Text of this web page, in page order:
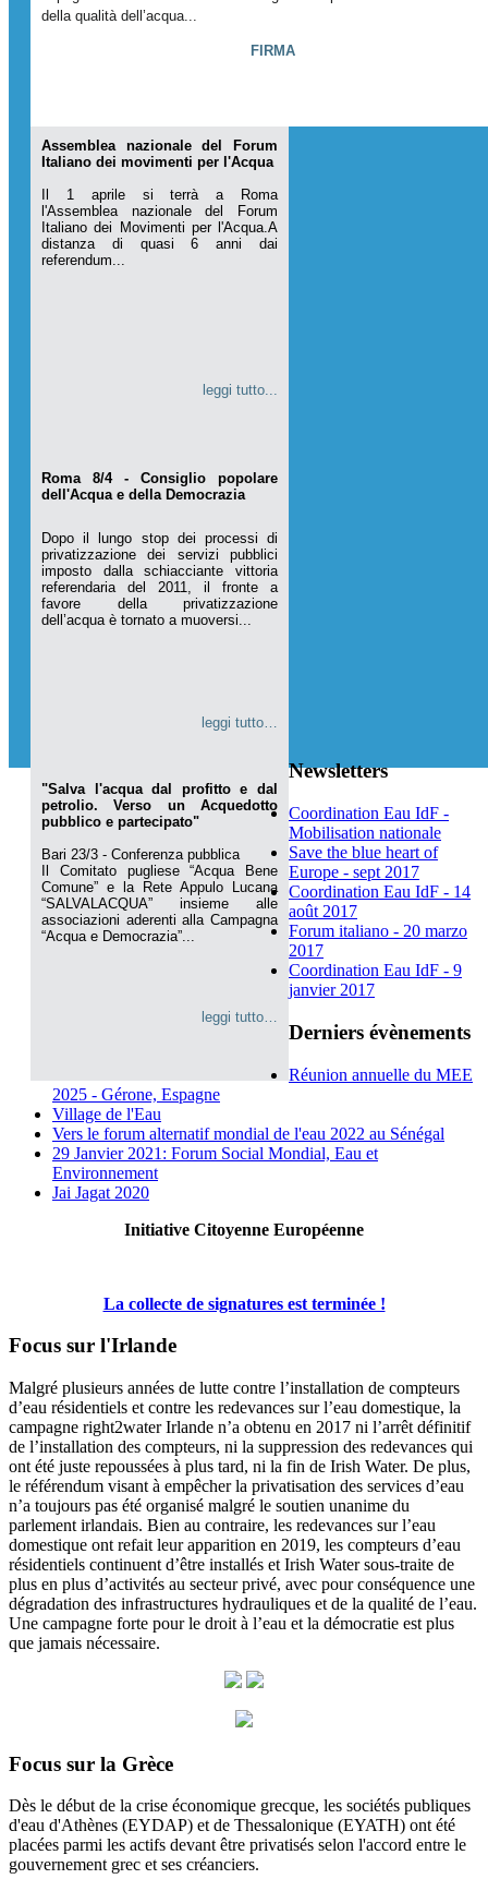
della qualità dell’acqua...
FIRMA
Assemblea nazionale del Forum
Italiano dei movimenti per l'Acqua
Il 1 aprile si terrà a Roma
l'Assemblea nazionale del Forum
Italiano dei Movimenti per l'Acqua.A
distanza di quasi 6 anni dai
referendum...
leggi tutto...
Roma 8/4 - Consiglio popolare
dell'Acqua e della Democrazia
Dopo il lungo stop dei processi di
privatizzazione dei servizi pubblici
imposto dalla schiacciante vittoria
referendaria del 2011, il fronte a
favore della privatizzazione
dell’acqua è tornato a muoversi...
leggi tutto…
"Salva l'acqua dal profitto e dal
petrolio. Verso un Acquedotto
pubblico e partecipato"
Bari 23/3 - Conferenza pubblica
Il Comitato pugliese “Acqua Bene
Comune” e la Rete Appulo Lucana
“SALVALACQUA” insieme alle
associazioni aderenti alla Campagna
“Acqua e Democrazia”...
leggi tutto…
Newsletters
Coordination Eau IdF -
Mobilisation nationale
Save the blue heart of
Europe - sept 2017
Coordination Eau IdF - 14
août 2017
Forum italiano - 20 marzo
2017
Coordination Eau IdF - 9
janvier 2017
Derniers évènements
Réunion annuelle du MEE
2025 - Gérone, Espagne
Village de l'Eau
Vers le forum alternatif mondial de l'eau 2022 au Sénégal
29 Janvier 2021: Forum Social Mondial, Eau et
Environnement
Jai Jagat 2020
Initiative Citoyenne Européenne
La collecte de signatures est terminée !
Focus sur l'Irlande
Malgré plusieurs années de lutte contre l’installation de compteurs
d’eau résidentiels et contre les redevances sur l’eau domestique, la
campagne right2water Irlande n’a obtenu en 2017 ni l’arrêt définitif
de l’installation des compteurs, ni la suppression des redevances qui
ont été juste repoussées à plus tard, ni la fin de Irish Water. De plus,
le référendum visant à empêcher la privatisation des services d’eau
n’a toujours pas été organisé malgré le soutien unanime du
parlement irlandais. Bien au contraire, les redevances sur l’eau
domestique ont refait leur apparition en 2019, les compteurs d’eau
résidentiels continuent d’être installés et Irish Water sous-traite de
plus en plus d’activités au secteur privé, avec pour conséquence une
dégradation des infrastructures hydrauliques et de la qualité de l’eau.
Une campagne forte pour le droit à l’eau et la démocratie est plus
que jamais nécessaire.
Focus sur la Grèce
Dès le début de la crise économique grecque, les sociétés publiques
d'eau d'Athènes (EYDAP) et de Thessalonique (EYATH) ont été
placées parmi les actifs devant être privatisés selon l'accord entre le
gouvernement grec et ses créanciers.